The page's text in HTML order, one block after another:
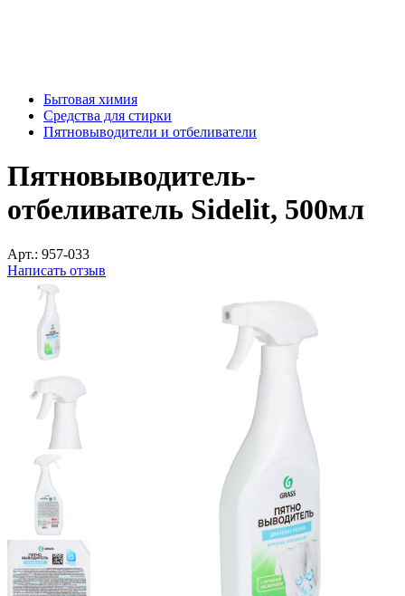
Бытовая химия
Средства для стирки
Пятновыводители и отбеливатели
Пятновыводитель-
отбеливатель Sidelit, 500мл
Арт.: 957-033
Написать отзыв